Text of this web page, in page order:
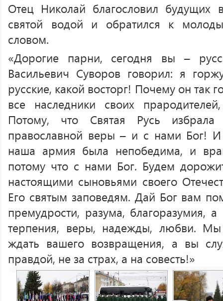
Отец Николай благословил будущих
святой водой и обратился к
словом.
«Дорогие парни, сегодня вы –
Васильевич Суворов говорил: я
русские, какой восторг! Почему он так
все наследники своих
Потому, что Святая Русь
православной веры – и с нами Бог!
наша армия была непобедима, и
потому что с нами Бог. Будем
настоящими сыновьями своего
Его святым заповедям. Дай Бог вам
премудрости, разума, благоразумия,
терпения, веры, надежды, любви.
ждать вашего возвращения, а вы
правдой, не за страх, а на совесть!»